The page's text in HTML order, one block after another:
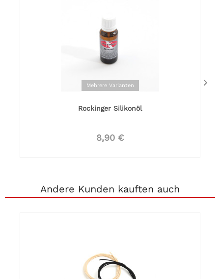
Mehrere Varianten
Rockinger Silikonöl
8,90 €
Andere Kunden kauften auch